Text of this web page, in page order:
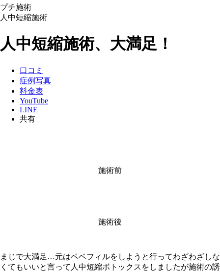
プチ施術
人中短縮施術
人中短縮施術、大満足！
口コミ
症例写真
料金表
YouTube
LINE
共有
施術前
施術後
まじで大満足…元はベベフィルをしようと行ってわざわざしな
くてもいいと言って人中短縮ボトックスをしましたが施術の誘